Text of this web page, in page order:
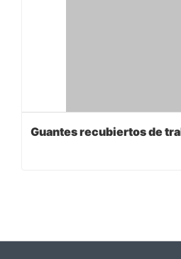
Guantes recubiertos de